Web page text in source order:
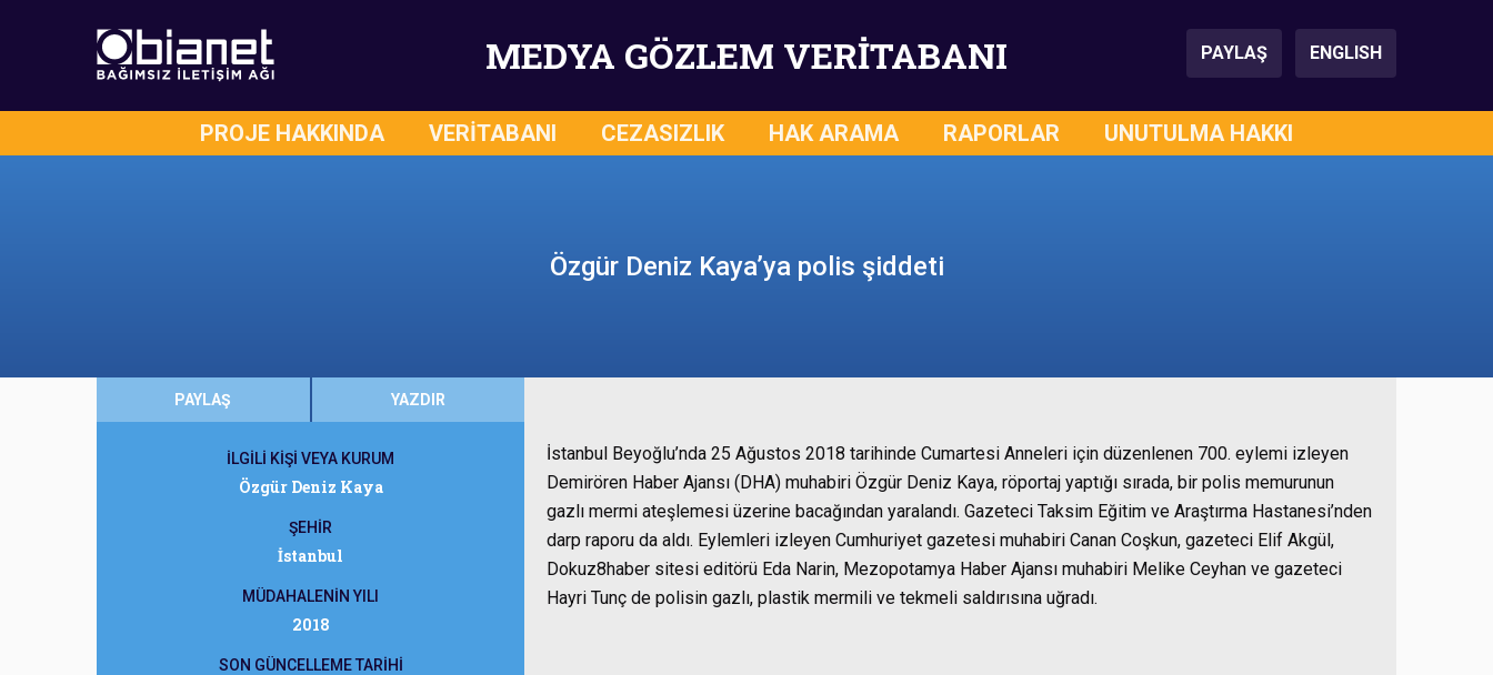
MEDYA GÖZLEM VERİTABANI PAYLAŞ ENGLISH
PROJE HAKKINDA VERİTABANI CEZASIZLIK HAK ARAMA RAPORLAR UNUTULMA HAKKI
Özgür Deniz Kaya’ya polis şiddeti
PAYLAŞ YAZDIR
İLGİLİ KİŞİ VEYA KURUM
Özgür Deniz Kaya
ŞEHİR
İstanbul
MÜDAHALENİN YILI
2018
SON GÜNCELLEME TARİHİ
İstanbul Beyoğlu’nda 25 Ağustos 2018 tarihinde Cumartesi Anneleri için düzenlenen 700. eylemi izleyen
Demirören Haber Ajansı (DHA) muhabiri Özgür Deniz Kaya, röportaj yaptığı sırada, bir polis memurunun
gazlı mermi ateşlemesi üzerine bacağından yaralandı. Gazeteci Taksim Eğitim ve Araştırma Hastanesi’nden
darp raporu da aldı. Eylemleri izleyen Cumhuriyet gazetesi muhabiri Canan Coşkun, gazeteci Elif Akgül,
Dokuz8haber sitesi editörü Eda Narin, Mezopotamya Haber Ajansı muhabiri Melike Ceyhan ve gazeteci
Hayri Tunç de polisin gazlı, plastik mermili ve tekmeli saldırısına uğradı.